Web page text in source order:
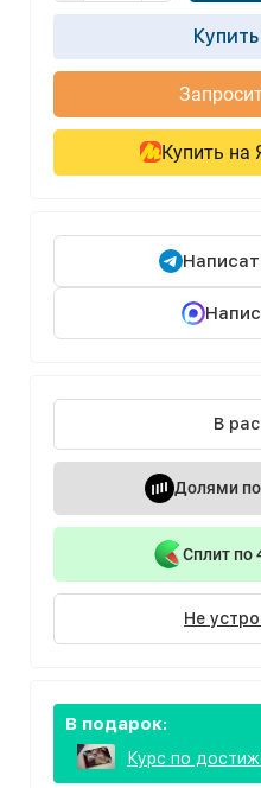
Купить на
В
Долями по
Сплит по
Не
В подарок:
Курс по